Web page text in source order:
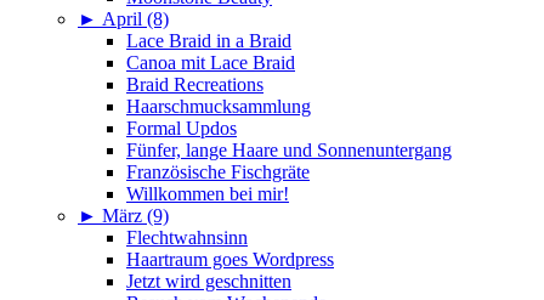
► April (8)
Lace Braid in a Braid
Canoa mit Lace Braid
Braid Recreations
Haarschmucksammlung
Formal Updos
Fünfer, lange Haare und Sonnenuntergang
Französische Fischgräte
Willkommen bei mir!
► März (9)
Flechtwahnsinn
Haartraum goes Wordpress
Jetzt wird geschnitten